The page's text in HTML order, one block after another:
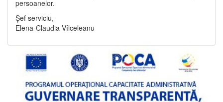
persoanelor.
Șef serviciu,
Elena-Claudia Vîlceleanu